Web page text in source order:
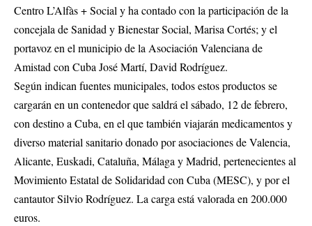
Centro L’Alfàs + Social y ha contado con la participación de la
concejala de Sanidad y Bienestar Social, Marisa Cortés; y el
portavoz en el municipio de la Asociación Valenciana de
Amistad con Cuba José Martí, David Rodríguez.
Según indican fuentes municipales, todos estos productos se
cargarán en un contenedor que saldrá el sábado, 12 de febrero,
con destino a Cuba, en el que también viajarán medicamentos y
diverso material sanitario donado por asociaciones de Valencia,
Alicante, Euskadi, Cataluña, Málaga y Madrid, pertenecientes al
Movimiento Estatal de Solidaridad con Cuba (MESC), y por el
cantautor Silvio Rodríguez. La carga está valorada en 200.000
euros.